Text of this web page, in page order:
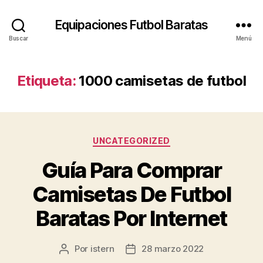
Buscar
Equipaciones Futbol Baratas
Menú
Etiqueta: 1000 camisetas de futbol
Categorías
UNCATEGORIZED
Guía Para Comprar
Camisetas De Futbol
Baratas Por Internet
Autor
Por istern
Fecha28 marzo 2022